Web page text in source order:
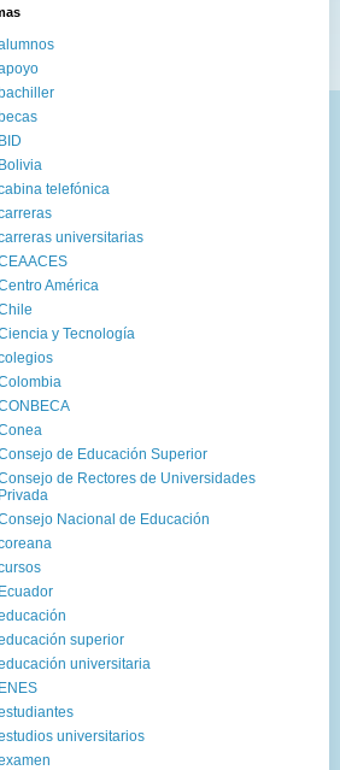
bachiller
becas
BID
Bolivia
telefónica
universitarias
América
y Tecnología
de Educación Superior
de Rectores de Universidades
Privada
Nacional de Educación
Ecuador
superior
universitaria
ENES
universitarios